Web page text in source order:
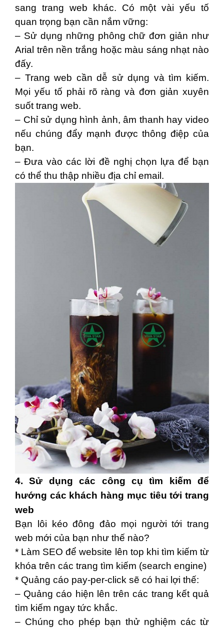
sang trang web khác. Có một vài yếu tố
quan trọng bạn cần nắm vững:
– Sử dụng những phông chữ đơn giản như
Arial trên nền trắng hoặc màu sáng nhạt nào
đấy.
– Trang web cần dễ sử dụng và tìm kiếm.
Mọi yếu tố phải rõ ràng và đơn giản xuyên
suốt trang web.
– Chỉ sử dụng hình ảnh, âm thanh hay video
nếu chúng đẩy mạnh được thông điệp của
bạn.
– Đưa vào các lời đề nghị chọn lựa để bạn
có thể thu thập nhiều địa chỉ email.
4. Sử dụng các công cụ tìm kiếm để
hướng các khách hàng mục tiêu tới trang
web
Bạn lôi kéo đông đảo mọi người tới trang
web mới của bạn như thế nào?
* Làm SEO để website lên top khi tìm kiếm từ
khóa trên các trang tìm kiếm (search engine)
* Quảng cáo pay-per-click sẽ có hai lợi thế:
– Quảng cáo hiện lên trên các trang kết quả
tìm kiếm ngay tức khắc.
– Chúng cho phép bạn thử nghiệm các từ